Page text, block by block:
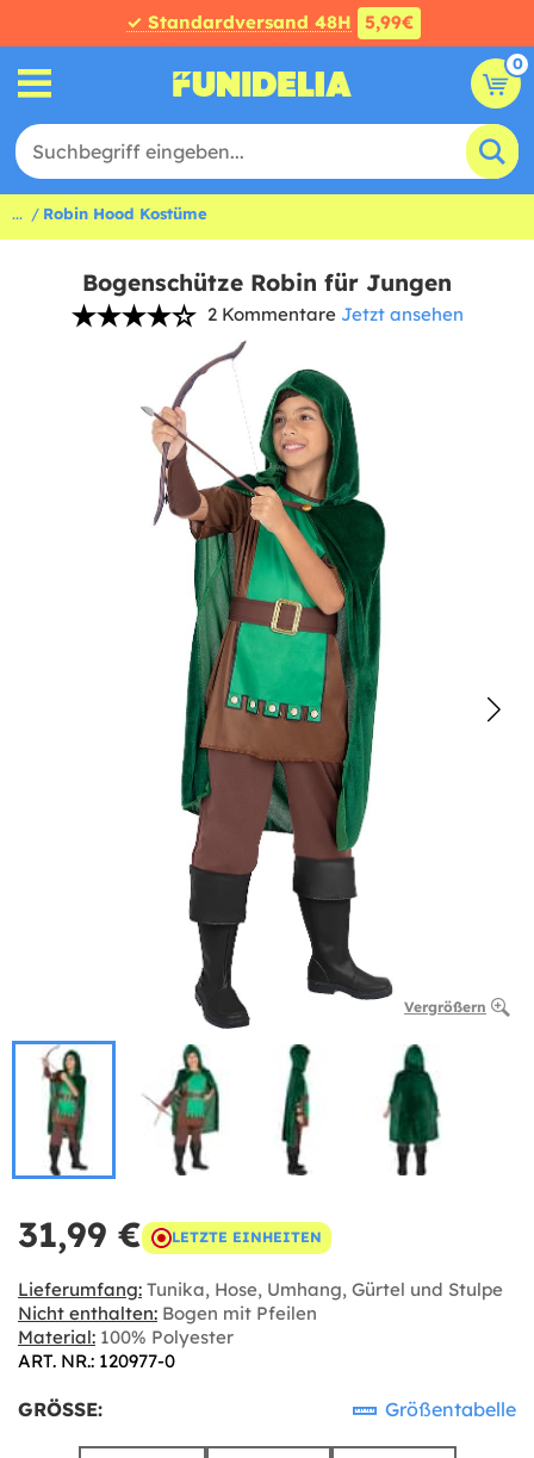
✓ Standardversand 48H 5,99€
0
... Robin Hood Kostüme
Bogenschütze Robin für Jungen
2 Kommentare Jetzt ansehen
Vergrößern
31,99 € LETZTE EINHEITEN
Lieferumfang: Tunika, Hose, Umhang, Gürtel und Stulpe
Nicht enthalten: Bogen mit Pfeilen
Material: 100% Polyester
ART. NR.: 120977-0
GRÖSSE: Größentabelle